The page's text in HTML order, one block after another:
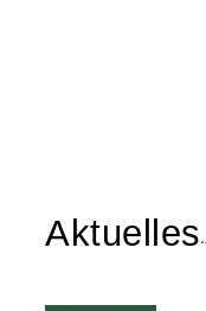
Aktuelles